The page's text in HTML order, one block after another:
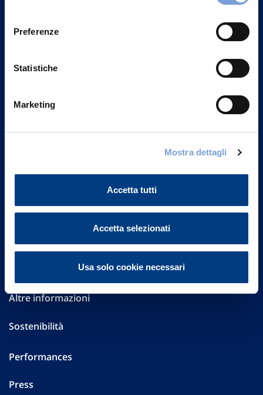
Preferenze
Statistiche
Marketing
Mostra dettagli
Accetta tutti
Accetta selezionati
Usa solo cookie necessari
FAQ
Governance
Investor Relations
Altre informazioni
Sostenibilità
Performances
Press